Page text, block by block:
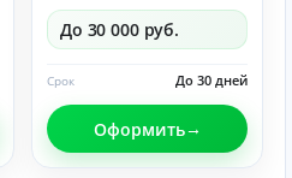
До 30 000 руб.
До 30 дней
Срок
Оформить